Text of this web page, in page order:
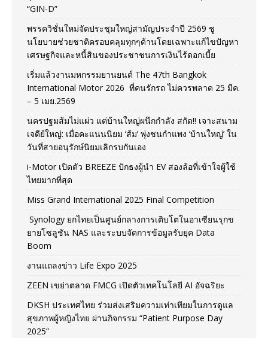
“GIN-D”
พรรควิชั่นใหม่จัดประชุมใหญ่สามัญประจำปี 2569 ชู
นโยบายช่วยชาติครอบคลุมทุกๆด้านโดยเฉพาะแก้ไขปัญหา
เศรษฐกิจและหนี้สินของประชาชนการเงินไร้ดอกเบี้ย
เริ่มแล้วงานมหกรรมยานยนต์ The 47th Bangkok
International Motor 2026 ที่คนรักรถ ไม่ควรพลาด 25 มีค.
– 5 เมย.2569
นครปฐมส้มไม่แผ่ว แต่บ้านใหญ่ผนึกกำลัง สกัด!! เจาะสนาม
เจดีย์ใหญ่: เมื่อคะแนนนิยม ‘ส้ม’ พุ่งชนกำแพง ‘บ้านใหญ่’ ใน
วันที่สายอนุรักษ์นิยมเลิกรบกันเอง
i-Motor เปิดตัว BREEZE ปักธงผู้นำ EV สองล้อที่เข้าใจผู้ใช้
ไทยมากที่สุด
Miss Grand International 2025 Final Competition
Synology ยกไทยเป็นศูนย์กลางการเติบโตในอาเซียนรุกข
ยายโซลูชัน NAS และระบบจัดการข้อมูลรับยุค Data
Boom
งานแถลงข่าว Life Expo 2025
ZEEN เขย่าตลาด FMCG เปิดตัวเทคโนโลยี AI อัจฉริยะ
DKSH ประเทศไทย ร่วมส่งเสริมความเท่าเทียมในการดูแล
สุขภาพผู้หญิงไทย ผ่านกิจกรรม “Patient Purpose Day
2025”